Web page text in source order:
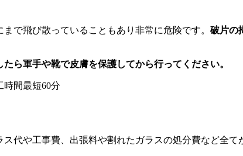
で飛び散っていることもあり非常に危険です。 破片の
ら軍手や靴で皮膚を保護してから行ってください。
ス代や工事費、出張料や割れたガラスの処分費など全